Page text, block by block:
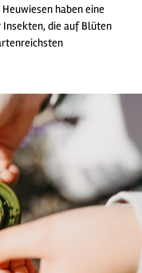
haben eine
Insekten, die auf Blüten